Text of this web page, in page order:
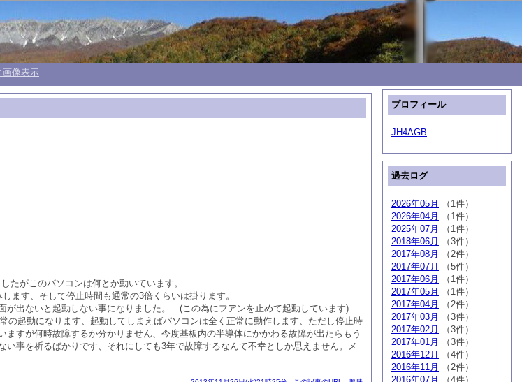
画像表示
たがこのパソコンは何とか動いています。
ます、そして停止時間も通常の3倍くらいは掛ります。
が出ないと起動しない事になりました。 (この為にフアンを止めて起動しています)
の起動になります、起動してしまえばパソコンは全く正常に動作します、ただし停止時
すが何時故障するか分かりません、今度基板内の半導体にかかわる故障が出たらもう
事を祈るばかりです、それにしても3年で故障するなんて不幸としか思えません。メ
プロフィール
JH4AGB
過去ログ
2026年05月
（1件）
2026年04月
（1件）
2025年07月
（1件）
2018年06月
（3件）
2017年08月
（2件）
2017年07月
（5件）
2017年06月
（1件）
2017年05月
（1件）
2017年04月
（2件）
2017年03月
（3件）
2017年02月
（3件）
2017年01月
（3件）
2016年12月
（4件）
2016年11月
（2件）
2016年07月
（4件）